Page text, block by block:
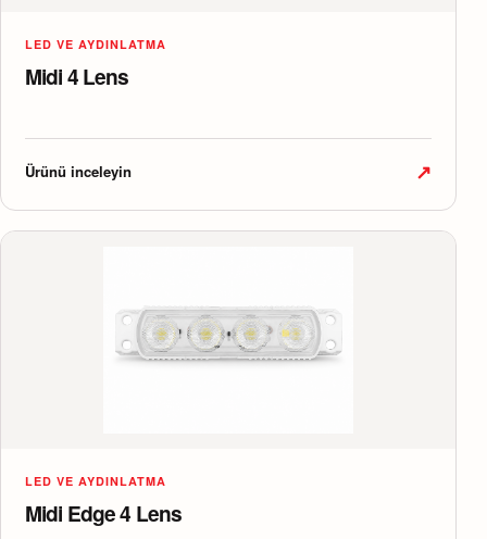
LED VE AYDINLATMA
Midi 4 Lens
Ürünü inceleyin ↗
LED VE AYDINLATMA
Midi Edge 4 Lens